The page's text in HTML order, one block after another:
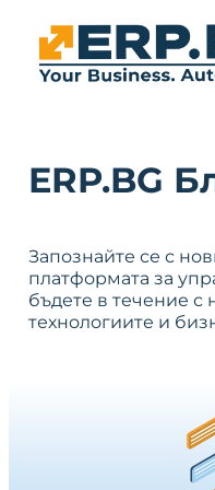
ERP.BG
Запознайте се с
платформата за
бъдете в течение с
технологиите и